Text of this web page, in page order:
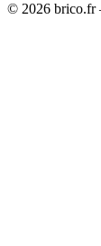
© 2026 brico.fr